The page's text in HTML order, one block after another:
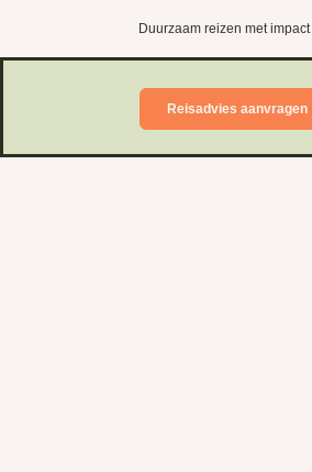
Duurzaam reizen met impact
Reisadvies aanvragen